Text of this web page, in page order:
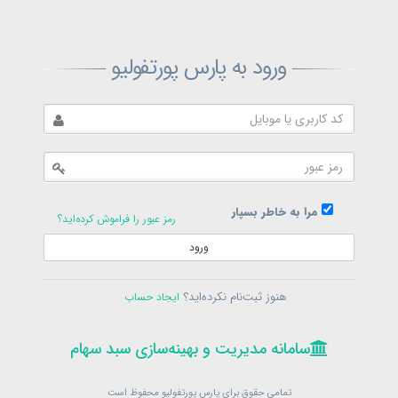
ورود به پارس پورتفولیو
مرا به خاطر بسپار
رمز عبور را فراموش کرده‌اید؟
ورود
هنوز ثبت‌نام نکرده‌اید؟ ایجاد حساب
سامانه مدیریت و بهینه‌سازی سبد سهام
تمامی حقوق برای پارس پورتفولیو محفوظ است
ثبت‌نام پارس پورتفولیو
ثبت‌نام
در حال حاضر عضو هستید؟فرم ورود
سامانه مدیریت و بهینه‌سازی سبد سهام
بازیابی رمز پارس پورتفولیو
در حال حاضر عضو هستید؟
سامانه مدیریت و بهینه‌سازی سبد سهام
تمامی حقوق برای پارس پورتفولیو محفوظ است